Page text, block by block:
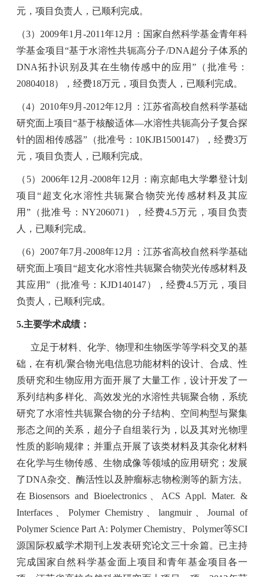
元，项目负责人，已顺利完成。
（3） 2009年1 月 -2011年12 月：国家自然科学基金青年科
学基金项目“基于水溶性共轭高分子/DNA超分子体系的
DNA拓扑识别及其在生物传感中的应用”（批准号：
20804018），经费18万元，项目负责人，已顺利完成。
（4） 2010年9月 -2012年12 月：江苏省高校自然科学基础
研究面上项目“基于核酸适体—水溶性共轭高分子复合探
针的固相传感器”（批准号： 10KJB1500147），经费3万
元，项目负责人，已顺利完成。
（ 5） 2006年12 月 -2008年12 月：南京邮电大学攀登计划
项目“超支化水溶性共轭聚合物荧光传感材料及其应
用”（批准号： NY206071 ），经费4.5万元，项目负责
人，已顺利完成。
（6） 2007年7月 -2008年12 月：江苏省高校自然科学基础
研究面上项目“超支化水溶性共轭聚合物荧光传感材料及
其应用”（批准号：KJD140147），经费4.5万元，项目
负责人，已顺利完成。
5.主要学术成绩：
立足于材料、化学、物理和生物医学等学科交叉的基
础，在有机/聚合物光电信息功能材料的设计、合成、性
质研究和生物应用方面开展了大量工作，设计开发了一
系列结构多样化、高效发光的水溶性共轭聚合物，系统
研究了水溶性共轭聚合物的分子结构、空间构型与聚集
形态之间的关系，超分子自组装行为，以及其对光物理
性质的影响规律；并重点开展了该类材料及其杂化材料
在化学与生物传感、生物成像等领域的应用研究；发展
了DNA杂交、酶活性以及肿瘤标志物检测等的新方法。
在 Biosensors and Bioelectronics、 ACS Appl. Mater. &
Interfaces
Polymer Chemistry、langmuir、 Journal of
Polymer Science Part A: Polymer Chemistry
Polymer等SCI
源国际权威学术期刊上发表研究论文三十余篇。已主持
完成国家自然科学基金面上项目和青年基金项目各一